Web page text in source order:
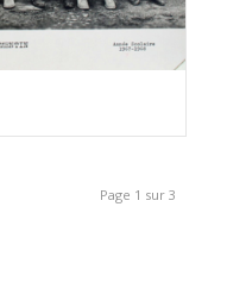
Page 1 sur 3